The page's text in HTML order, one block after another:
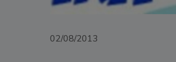
02/08/2013